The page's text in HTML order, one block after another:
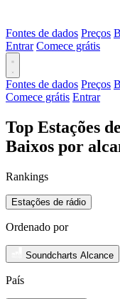
Fontes de dados Preços
Entrar Comece grátis
Fontes de dados Preços
Comece grátis Entrar
Top Estações
Baixos por
Rankings
Estações de rádio
Ordenado por
Soundcharts Alcance
País